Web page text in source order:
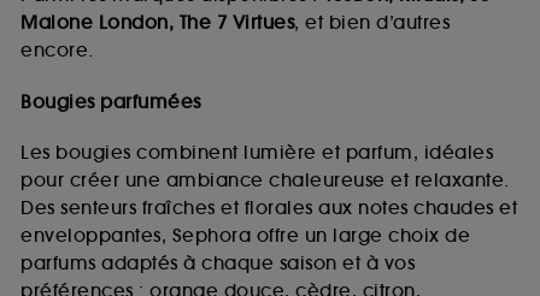
Malone London, The 7 Virtues, et bien d’autres
encore.
Bougies parfumées
Les bougies combinent lumière et parfum, idéales
pour créer une ambiance chaleureuse et relaxante.
Des senteurs fraîches et florales aux notes chaudes et
enveloppantes, Sephora offre un large choix de
parfums adaptés à chaque saison et à vos
préférences : orange douce, cèdre, citron,